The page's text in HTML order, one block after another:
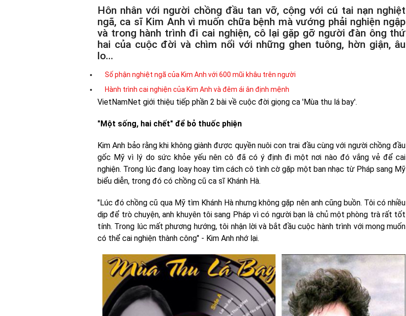
Hôn nhân với người chồng đầu tan vỡ, cộng với cú tai nạn nghiệt
ngã, ca sĩ Kim Anh vì muốn chữa bệnh mà vướng phải nghiện ngập
và trong hành trình đi cai nghiện, cô lại gặp gỡ người đàn ông thứ
hai của cuộc đời và chìm nổi với những ghen tuông, hờn giận, âu
lo...
Số phận nghiệt ngã của Kim Anh với 600 mũi khâu trên người
Hành trình cai nghiện của Kim Anh và đêm ái ân định mệnh
VietNamNet giới thiệu tiếp phần 2 bài về cuộc đời giọng ca 'Mùa thu lá bay'.
"Một sống, hai chết" để bỏ thuốc phiện
Kim Anh bảo rằng khi không giành được quyền nuôi con trai đầu cùng với người chồng đầu
gốc Mỹ vì lý do sức khỏe yếu nên cô đã có ý định đi một nơi nào đó vắng vẻ để cai
nghiện. Trong lúc đang loay hoay tìm cách cô tình cờ gặp một ban nhạc từ Pháp sang Mỹ
biểu diễn, trong đó có chồng cũ ca sĩ Khánh Hà.
"Lúc đó chồng cũ qua Mỹ tìm Khánh Hà nhưng không gặp nên anh cũng buồn. Tôi có nhiều
dịp để trò chuyện, anh khuyên tôi sang Pháp vì có người bạn là chủ một phòng trà rất tốt
tính. Trong lúc mất phương hướng, tôi nhận lời và bắt đầu cuộc hành trình với mong muốn
có thể cai nghiện thành công" - Kim Anh nhớ lại.